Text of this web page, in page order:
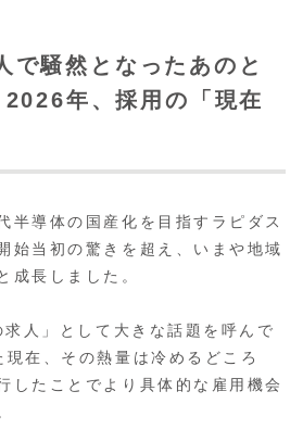
で騒然となったあのと
2026年、採用の「現在
半導体の国産化を目指すラピダス
始当初の驚きを超え、いまや地域
成長しました。
人」として大きな話題を呼んで
在、その熱量は冷めるどころ
したことでより具体的な雇用機会